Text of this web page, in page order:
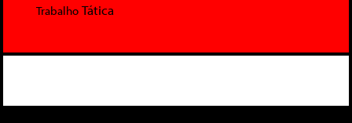
Trabalho Tática